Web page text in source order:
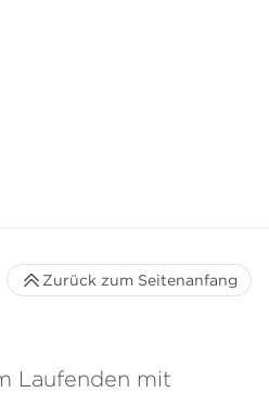
Laufenden mit
Zurück zum Seitenanfang